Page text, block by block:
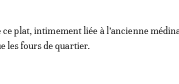
plat, intimement liée à l’ancienne
les fours de quartier.